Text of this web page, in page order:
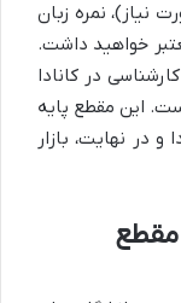
نیاز)، نمره زبان
خواهید داشت.
در کانادا
در سال است. این مقطع پایه
در نهایت، بازار
مقطع